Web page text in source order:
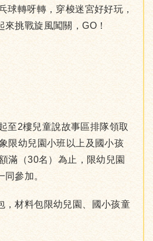
球轉呀轉，穿梭迷宮好好玩，
挑戰旋風闖關，GO！
至2樓兒童說故事區排隊領取
限幼兒園小班以上及國小孩
滿（30名）為止，限幼兒園
參加。
，材料包限幼兒園、國小孩童